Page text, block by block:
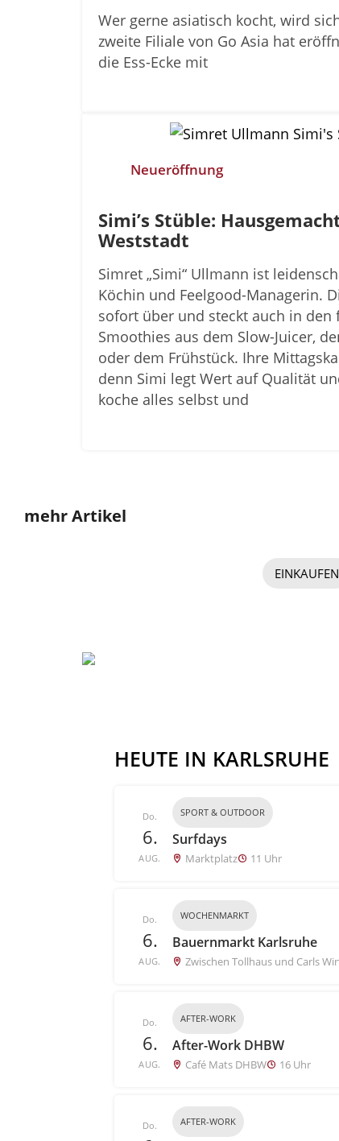
Wer gerne asiatisch kocht, wird
zweite Filiale von Go Asia hat
die Ess-Ecke mit
Neueröffnung
Simi’s Stüble:
Weststadt
Simret „Simi“ Ullmann ist
Köchin und Feelgood-Managerin.
sofort über und steckt auch in den
Smoothies aus dem Slow-Juicer,
oder dem Frühstück. Ihre
denn Simi legt Wert auf Qualität
koche alles selbst und
mehr Artikel
EINKAUFEN
HEUTE IN KARLSRUHE
Do.
6.
AUG.
SPORT & OUTDOOR
Surfdays
Marktplatz 11 Uhr
Do.
6.
AUG.
WOCHENMARKT
Bauernmarkt Karlsruhe
Zwischen Tollhaus und Carls
Do.
6.
AUG.
AFTER-WORK
After-Work DHBW
Café Mats DHBW 16 Uhr
Do. AFTER-WORK